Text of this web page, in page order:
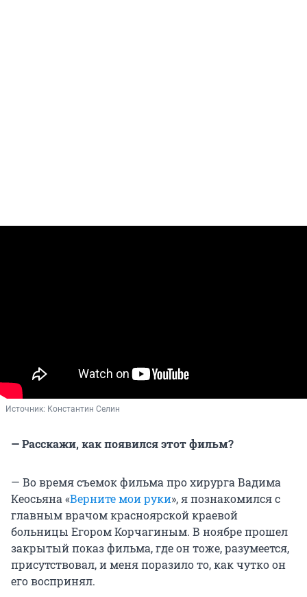
Источник: Константин Селин
— Расскажи, как появился этот фильм?
— Во время съемок фильма про хирурга Вадима
Кеосьяна «Верните мои руки», я познакомился с
главным врачом красноярской краевой
больницы Егором Корчагиным. В ноябре прошел
закрытый показ фильма, где он тоже, разумеется,
присутствовал, и меня поразило то, как чутко он
его воспринял.